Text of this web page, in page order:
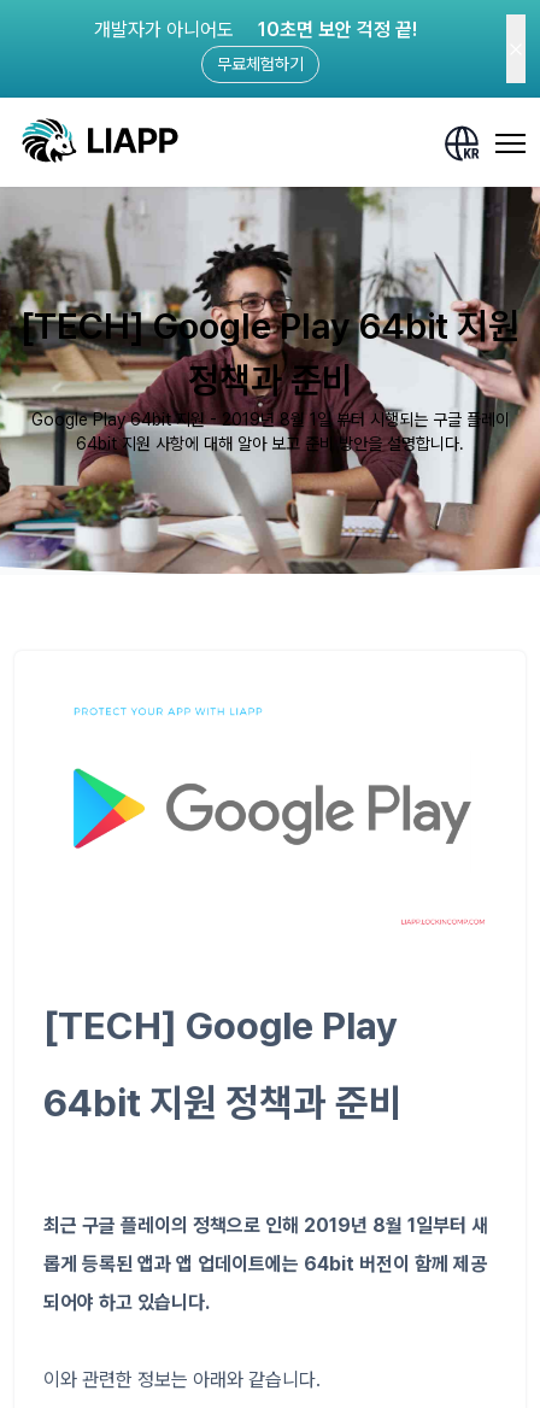
개발자가 아니어도 10초면 보안 걱정 끝!
무료체험하기
[TECH] Google Play 64bit 지원
정책과 준비
Google Play 64bit 지원 - 2019년 8월 1일 부터 시행되는 구글 플레이
64bit 지원 사항에 대해 알아 보고 준비 방안을 설명합니다.
[TECH] Google Play
64bit 지원 정책과 준비
최근 구글 플레이의 정책으로 인해 2019년 8월 1일부터 새
롭게 등록된 앱과 앱 업데이트에는 64bit 버전이 함께 제공
되어야 하고 있습니다.
이와 관련한 정보는 아래와 같습니다.